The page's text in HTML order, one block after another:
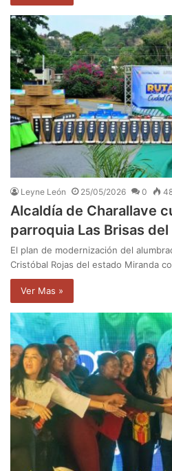
Leyne León 25/05/2026 0
Alcaldía de Charallave
parroquia Las Brisas del
El plan de modernización del
Cristóbal Rojas del estado Miranda
Ver Mas »